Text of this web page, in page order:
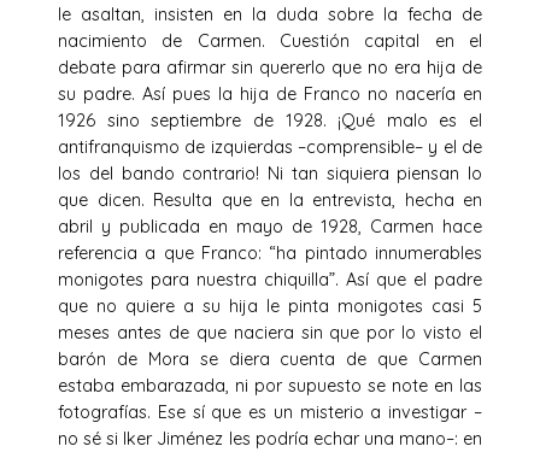
le asaltan, insisten en la duda sobre la fecha de
nacimiento de Carmen. Cuestión capital en el
debate para afirmar sin quererlo que no era hija de
su padre. Así pues la hija de Franco no nacería en
1926 sino septiembre de 1928. ¡Qué malo es el
antifranquismo de izquierdas –comprensible– y el de
los del bando contrario! Ni tan siquiera piensan lo
que dicen. Resulta que en la entrevista, hecha en
abril y publicada en mayo de 1928, Carmen hace
referencia a que Franco: “ha pintado innumerables
monigotes para nuestra chiquilla”. Así que el padre
que no quiere a su hija le pinta monigotes casi 5
meses antes de que naciera sin que por lo visto el
barón de Mora se diera cuenta de que Carmen
estaba embarazada, ni por supuesto se note en las
fotografías. Ese sí que es un misterio a investigar –
no sé si Iker Jiménez les podría echar una mano–: en